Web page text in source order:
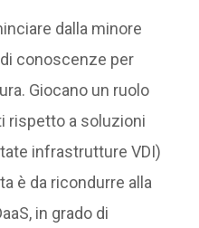
dalla minore
conoscenze per
Giocano un ruolo
rispetto a soluzioni
infrastrutture VDI)
è da ricondurre alla
in grado di